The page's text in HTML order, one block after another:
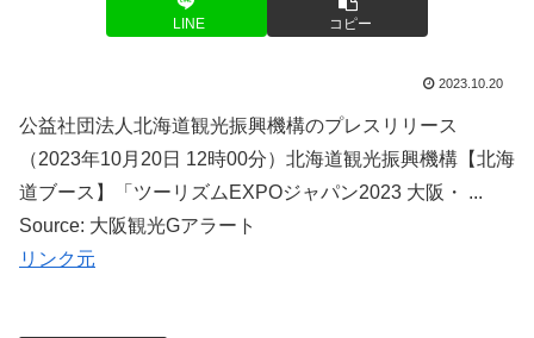
LINE コピー
2023.10.20
公益社団法人北海道観光振興機構のプレスリリース
（2023年10月20日 12時00分）北海道観光振興機構【北海
道ブース】「ツーリズムEXPOジャパン2023 大阪・ ...
Source: 大阪観光Gアラート
リンク元